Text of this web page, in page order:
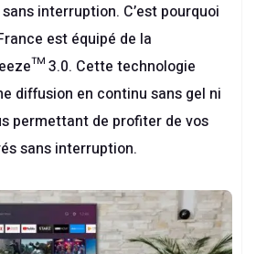
interruption. C’est pourquoi
est équipé de la
3.0. Cette technologie
diffusion en continu sans gel ni
permettant de profiter de vos
sans interruption.